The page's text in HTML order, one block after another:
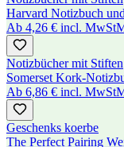
Harvard Notizbuch
Ab 4,26 € incl. MwSt
Notizbücher mit Stiften
Somerset Kork-
Ab 6,86 € incl. MwSt
Geschenks koerbe
The Perfect Pairing